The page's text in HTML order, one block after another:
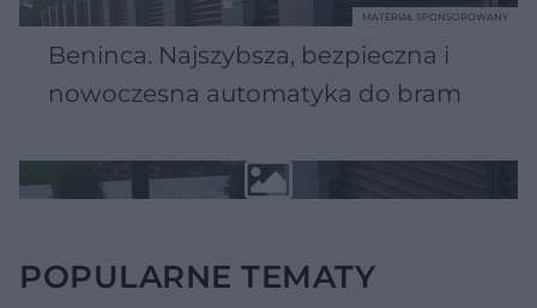
Beninca. Najszybsza, bezpieczna i
nowoczesna automatyka do bram
MATERIAŁ SPONSOROWANY
POPULARNE TEMATY